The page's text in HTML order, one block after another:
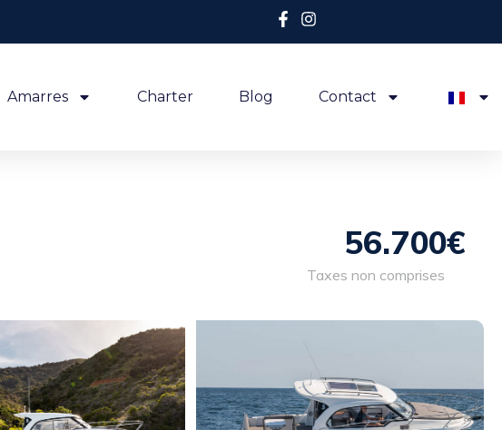
Amarres Charter Blog Contact
56.700€
Taxes non comprises